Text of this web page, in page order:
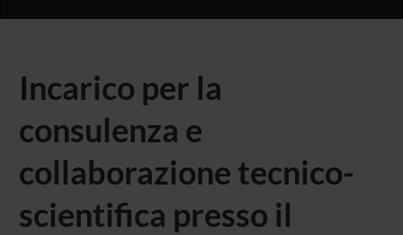
Incarico per la
consulenza e
collaborazione tecnico-
scientifica presso il